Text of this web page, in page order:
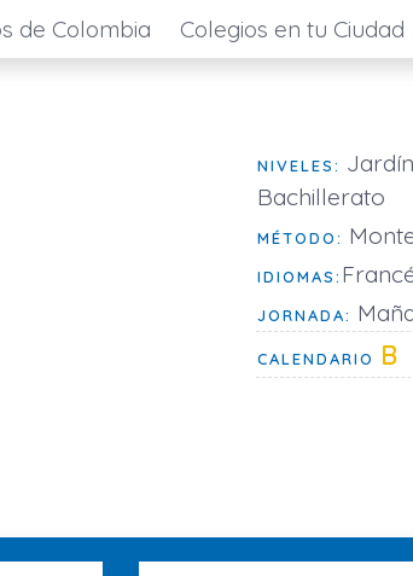
de Colombia Colegios en tu Ciudad
NIVELES:
Bachillerato
MÉTODO:
IDIOMAS:
JORNADA:
CALENDARIO B